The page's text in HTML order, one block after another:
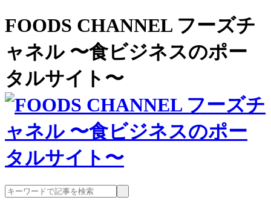
FOODS CHANNEL フーズチ
ャネル 〜食ビジネスのポー
タルサイト〜